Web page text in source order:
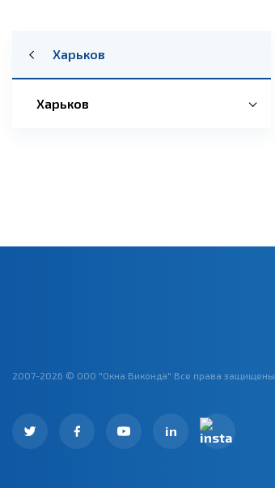
Харьков
Харьков
2007-2026 © ООО "Окна Виконда" Все права защищены
in